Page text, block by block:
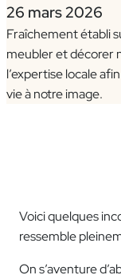
26 mars 2026
Fraîchement établi
meubler et décorer
l’expertise locale
vie à notre image.
Voici quelques
ressemble
On s’aventure